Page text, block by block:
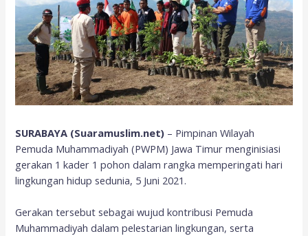
SURABAYA (Suaramuslim.net) – Pimpinan Wilayah
Pemuda Muhammadiyah (PWPM) Jawa Timur menginisiasi
gerakan 1 kader 1 pohon dalam rangka memperingati hari
lingkungan hidup sedunia, 5 Juni 2021.
Gerakan tersebut sebagai wujud kontribusi Pemuda
Muhammadiyah dalam pelestarian lingkungan, serta